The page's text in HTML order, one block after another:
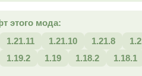
этого мода:
1.21.11 1.21.10 1.21.8
1.19.2 1.19 1.18.2 1.18.1